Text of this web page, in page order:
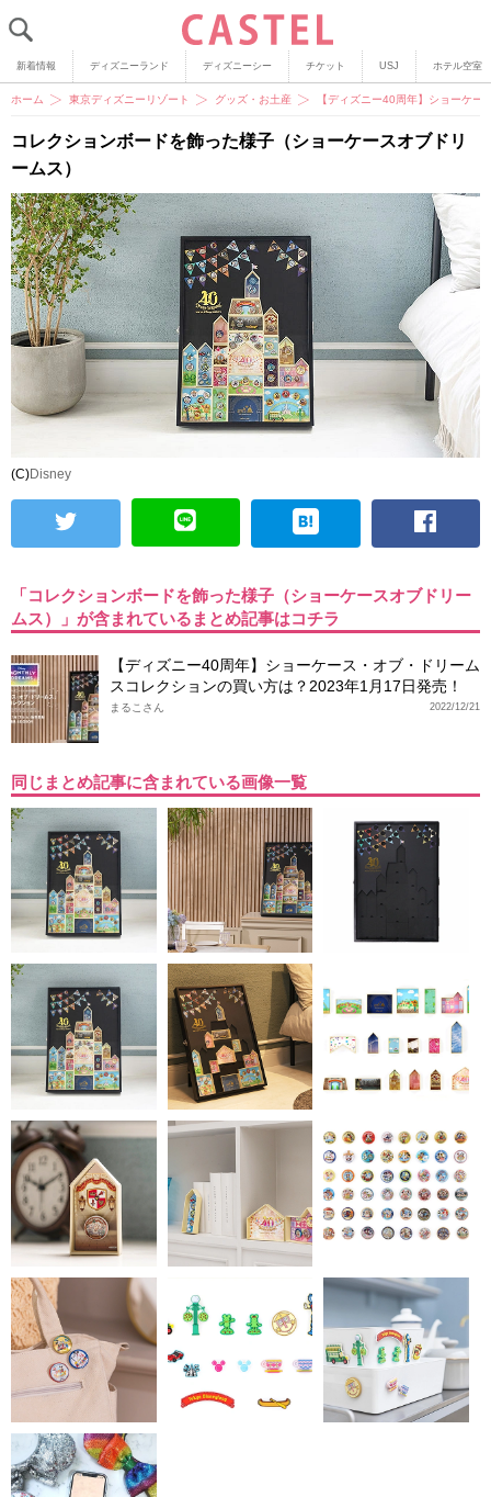
新着情報 ディズニーランド ディズニーシー チケット USJ ホテル空室
ホーム 東京ディズニーリゾート グッズ・お土産 【ディズニー40周年】ショーケ
コレクションボードを飾った様子（ショーケースオブドリ
ームス）
(C)Disney
「コレクションボードを飾った様子（ショーケースオブドリー
ムス）」が含まれているまとめ記事はコチラ
【ディズニー40周年】ショーケース・オブ・ドリーム
スコレクションの買い方は？2023年1月17日発売！
2022/12/21
まるこさん
同じまとめ記事に含まれている画像一覧